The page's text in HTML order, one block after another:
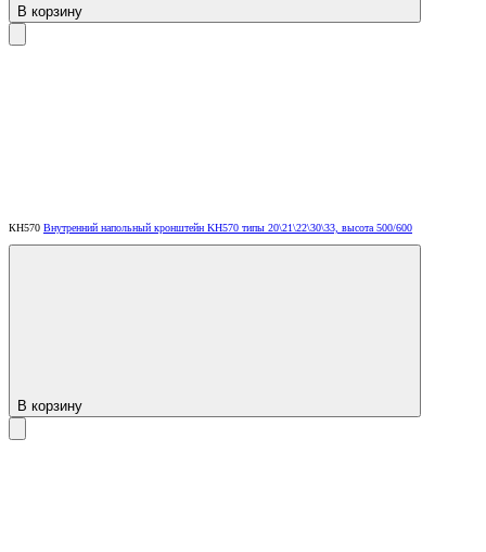
В корзину
КН570 Внутренний напольный кронштейн KH570 типы 20\21\22\30\33, высота 500/600
В корзину